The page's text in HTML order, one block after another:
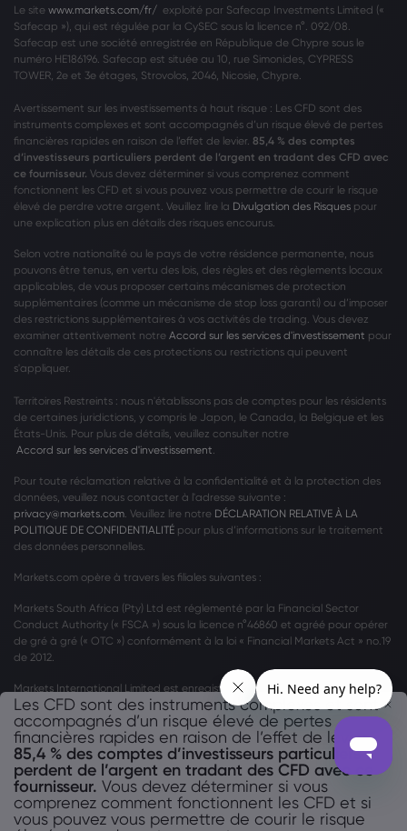
Les CFD sont des instruments complexes et sont
accompagnés d’un risque élevé de pertes
financières rapides en raison de l’effet de levier.
85,4 % des comptes d’investisseurs particuliers
perdent de l’argent en tradant des CFD avec ce
fournisseur. Vous devez déterminer si vous
comprenez comment fonctionnent les CFD et si
vous pouvez vous permettre de courir le risque
Le site www.markets.com/fr/ exploité par Safecap Investments Limited («
Safecap »), qui est régulée par la CySEC sous la licence n°. 092/08.
Safecap est une société enregistrée en République de Chypre sous le
numéro HE186196. Safecap est située au 10, rue Simonides, CYPRESS
TOWER, 2e et 3e étages, Strovolos, 2046, Nicosie, Chypre.
Avertissement sur les investissements à haut risque : Les CFD sont des
instruments complexes et sont accompagnés d’un risque élevé de pertes
financières rapides en raison de l’effet de levier. 85,4 % des comptes
d’investisseurs particuliers perdent de l’argent en tradant des CFD avec
ce fournisseur. Vous devez déterminer si vous comprenez comment
fonctionnent les CFD et si vous pouvez vous permettre de courir le risque
élevé de perdre votre argent. Veuillez lire la Divulgation des Risques pour
une explication plus en détails des risques encourus.
Selon votre nationalité ou le pays de votre résidence permanente, nous
pouvons être tenus, en vertu des lois, des règles et des règlements locaux
applicables, de vous proposer certains mécanismes de protection
supplémentaires (comme un mécanisme de stop loss garanti) ou d’imposer
des restrictions supplémentaires à vos activités de trading. Vous devez
examiner attentivement notre Accord sur les services d'investissement pour
connaître les détails de ces protections ou restrictions qui peuvent
s'appliquer.
Territoires Restreints : nous n'établissons pas de comptes pour les résidents
de certaines juridictions, y compris le Japon, le Canada, la Belgique et les
États-Unis. Pour plus de détails, veuillez consulter notre
Accord sur les services d'investissement
Pour toute réclamation relative à la confidentialité et à la protection des
données, veuillez nous contacter à l'adresse suivante :
privacy@markets.com . Veuillez lire notre DÉCLARATION RELATIVE À LA
POLITIQUE DE CONFIDENTIALITÉ pour plus d’informations sur le traitement
des données personnelles.
Markets.com opère à travers les filiales suivantes :
Markets South Africa (Pty) Ltd est réglementé par la Financial Sector
Conduct Authority (« FSCA ») sous la licence n°46860 et agréé pour opérer
de gré à gré (« OTC ») conformément à la loi « Financial Markets Act » no.19
de 2012.
Markets International Limited est enregistrée à Saint-Vincent-et-les-
Grenadines (« SVG ») en vertu des lois révisées de Saint-Vincent-et-les-
Grenadines 2009, sous le numéro d'enregistrement 27030 BC 2023.